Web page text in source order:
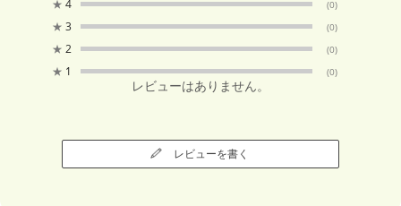
★ 4 (0)
★ 3 (0)
★ 2 (0)
★ 1 (0)
レビューはありません。
レビューを書く